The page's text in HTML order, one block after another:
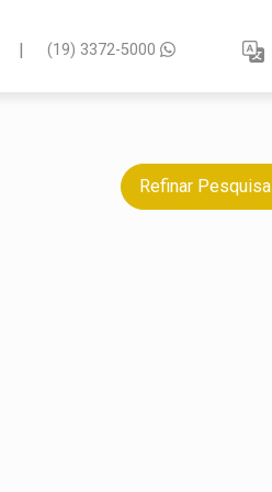
| (19) 3372-5000
Refinar Pesquisa